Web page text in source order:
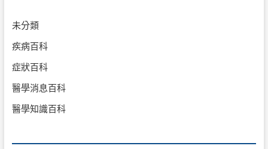
未分類
疾病百科
症狀百科
醫學消息百科
醫學知識百科